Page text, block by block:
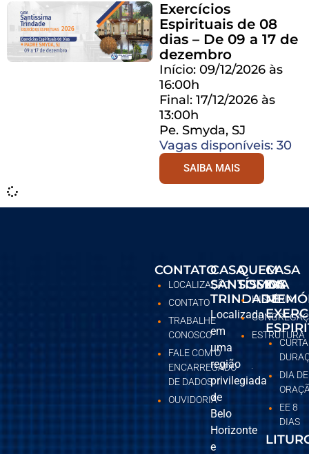
Exercícios
Espirituais de 08
dias – De 09 a 17 de
dezembro
Início: 09/12/2026 às
16:00h
Final: 17/12/2026 às
13:00h
Pe. Smyda, SJ
Vagas disponíveis: 30
SAIBA MAIS
CASA
SANTÍSSIMA
TRINDADE
Localizada
em
uma
região
privilegiada
de
Belo
Horizonte
e
QUEM
SOMOS
HISTÓRIA
ESTRUTURA
CASA
DA
CURTA
DIA DE
EE 8
DIAS
CONTATO
LOCALIZAÇÃO
CONTATO
TRABALHE
CONOSCO
FALE COM O
ENCARREGADO
DE DADOS
OUVIDORIA